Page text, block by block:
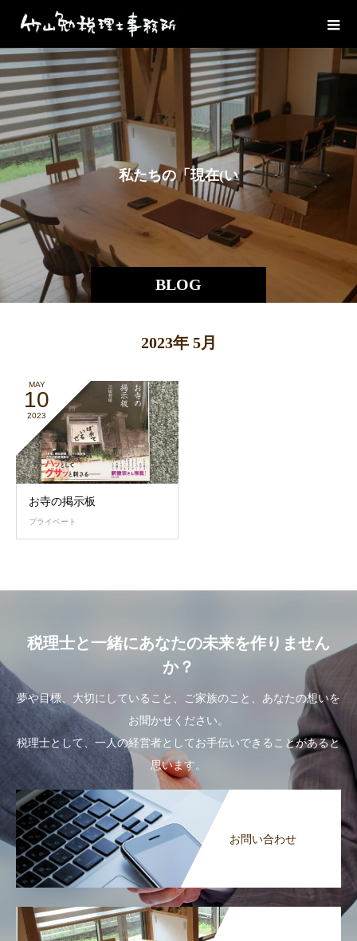
BLOG
私たちの「現在(いま
2023年 5月
MAY
10
2023
お寺の掲示板
プライベート
税理士と一緒にあなたの未来を作りません
か？
夢や目標、大切にしていること、ご家族のこと、あなたの想いを
お聞かせください。
税理士として、一人の経営者としてお手伝いできることがあると
思います。
お問い合わせ